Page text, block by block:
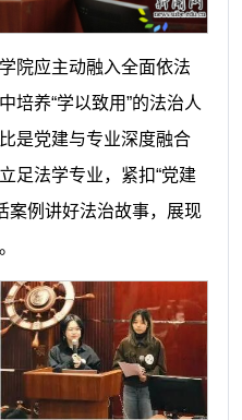
院应主动融入全面依法
培养“学以致用”的法治人
是党建与专业深度融合
足法学专业，紧扣“党建
案例讲好法治故事，展现